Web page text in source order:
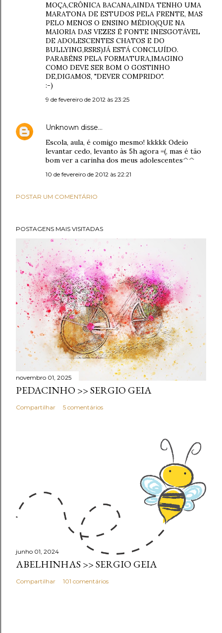
MOÇA,CRÔNICA BACANA,AINDA TENHO UMA
MARATONA DE ESTUDOS PELA FRENTE, MAS
PELO MENOS O ENSINO MÉDIO(QUE NA
MAIORIA DAS VEZES É FONTE INESGOTÁVEL
DE ADOLESCENTES CHATOS E DO
BULLYING,RSRS)JÁ ESTÁ CONCLUÍDO.
PARABÉNS PELA FORMATURA,IMAGINO
COMO DEVE SER BOM O GOSTINHO
DE,DIGAMOS, "DEVER COMPRIDO".
:-)
9 de fevereiro de 2012 às 23:25
Unknown disse…
Escola, aula, é comigo mesmo! kkkkk Odeio
levantar cedo, levanto às 5h agora =(, mas é tão
bom ver a carinha dos meus adolescentes^^
10 de fevereiro de 2012 às 22:21
POSTAR UM COMENTÁRIO
POSTAGENS MAIS VISITADAS
novembro 01, 2025
PEDACINHO >> SERGIO GEIA
Compartilhar 5 comentários
junho 01, 2024
ABELHINHAS >> SERGIO GEIA
Compartilhar 101 comentários